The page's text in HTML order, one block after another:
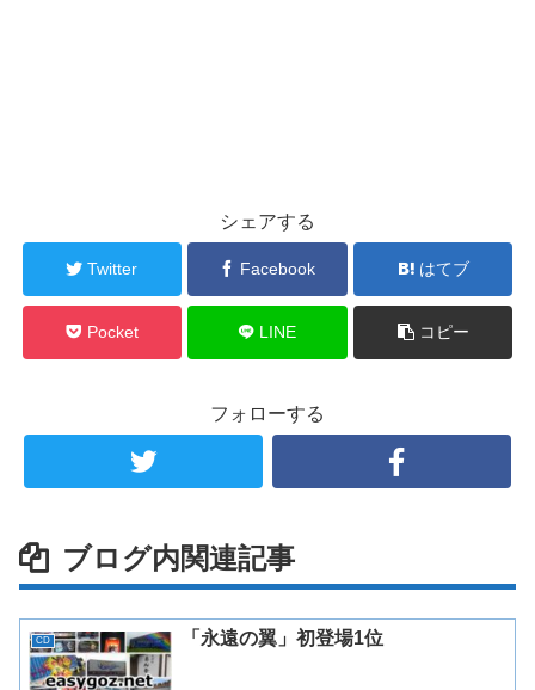
シェアする
Twitter Facebook はてブ
Pocket LINE コピー
フォローする
ブログ内関連記事
CD 「永遠の翼」初登場1位